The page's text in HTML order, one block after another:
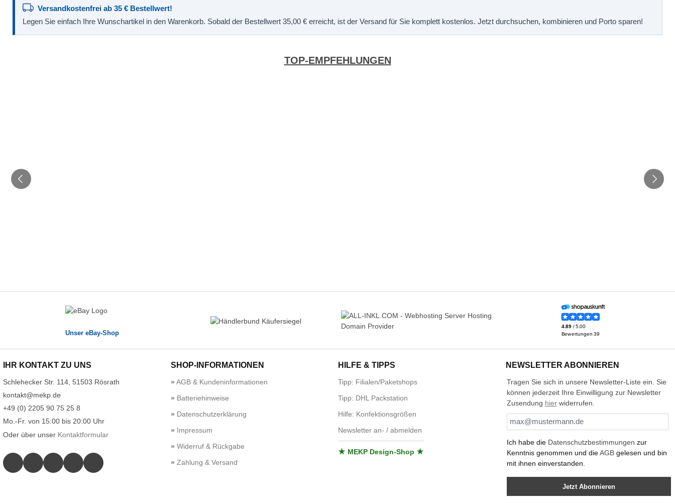
Versandkostenfrei ab 35 € Bestellwert!
Legen Sie einfach Ihre Wunschartikel in den Warenkorb. Sobald der Bestellwert 35,00 € erreicht, ist der Versand für Sie komplett kostenlos. Jetzt durchsuchen, kombinieren und Porto sparen!
TOP-EMPFEHLUNGEN
Unser eBay-Shop
IHR KONTAKT ZU UNS
Schlehecker Str. 114, 51503 Rösrath
kontakt@mekp.de
+49 (0) 2205 90 75 25 8
Mo.-Fr. von 15:00 bis 20:00 Uhr
Oder über unser Kontaktformular
SHOP-INFORMATIONEN
AGB & Kundeninformationen
Batteriehinweise
Datenschutzerklärung
Impressum
Widerruf & Rückgabe
Zahlung & Versand
HILFE & TIPPS
Tipp: Filialen/Paketshops
Tipp: DHL Packstation
Hilfe: Konfektionsgrößen
Newsletter an- / abmelden
★ MEKP Design-Shop ★
NEWSLETTER ABONNIEREN
Tragen Sie sich in unsere Newsletter-Liste ein. Sie
können jederzeit Ihre Einwilligung zur Newsletter
Zusendung hierwiderrufen.
Ich habe die Datenschutzbestimmungen zur
Kenntnis genommen und dieAGBgelesen und bin
mit ihnen einverstanden.
Jetzt Abonnieren